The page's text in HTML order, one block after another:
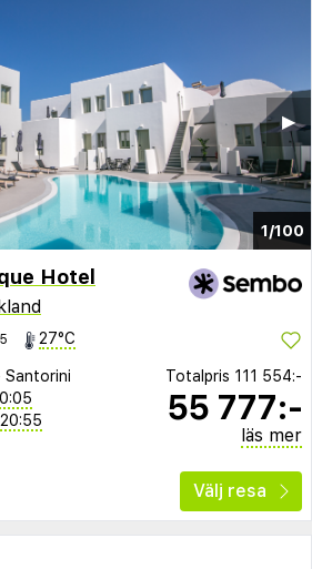
1/100
▶︎
Hotel
27°C
Santorini
20:55
Totalpris 111 554:-
55 777:-
läs mer
Välj resa